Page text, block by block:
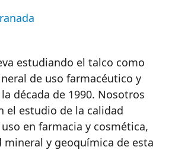
estudiando el talco como
de uso farmacéutico y
década de 1990. Nosotros
el estudio de la calidad
en farmacia y cosmética,
mineral y geoquímica de esta